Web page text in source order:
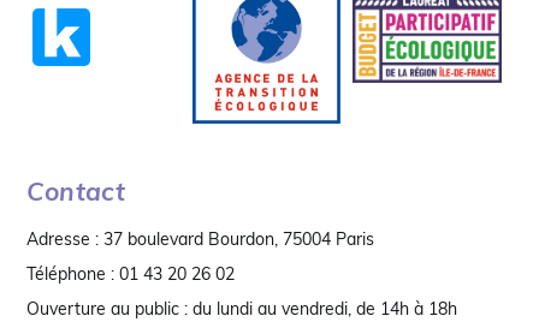
Contact
Adresse : 37 boulevard Bourdon, 75004 Paris
Téléphone : 01 43 20 26 02
Ouverture au public : du lundi au vendredi, de 14h à 18h